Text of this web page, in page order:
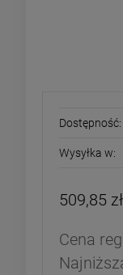
Dostępność:
Wysyłka w:
509,85 zł
Cena